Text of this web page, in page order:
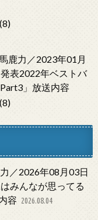
(8)
鹿力／2023年01月
表2022年ベストバ
」放送内容
(8)
／2026年08月03日
みんなが思ってる
容 2026.08.04